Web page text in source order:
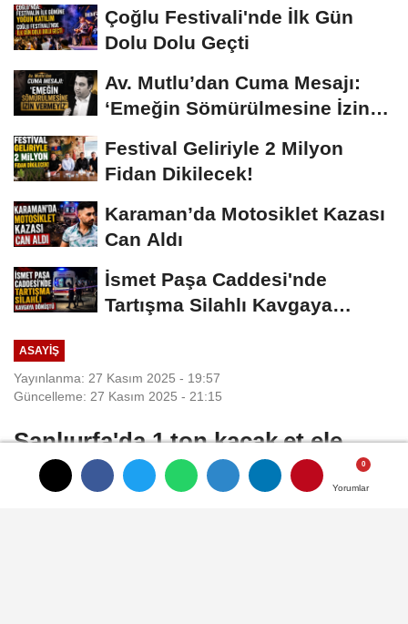
Yorumlar
Yorumlar
Çoğlu Festivali'nde İlk Gün
Dolu Dolu Geçti
Av. Mutlu’dan Cuma Mesajı:
‘Emeğin Sömürülmesine İzin
Festival Geliriyle 2 Milyon
Fidan Dikilecek!
Karaman’da Motosiklet Kazası
Can Aldı
İsmet Paşa Caddesi'nde
Tartışma Silahlı Kavgaya
ASAYIŞ
Yayınlanma: 27 Kasım 2025 - 19:57
Güncelleme: 27 Kasım 2025 - 21:15
Şanlıurfa'da 1 ton kaçak et ele
geçirildi
Yorumlar